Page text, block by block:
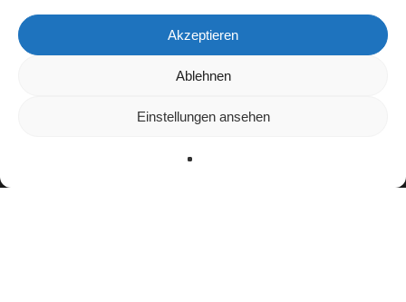
Akzeptieren
Ablehnen
Einstellungen ansehen
Wir verwenden Cookies, um dir die bestmögliche Erfahrung auf
kannst du erfahren, welche Cookies wir
verwenden oder sie ausschalten.